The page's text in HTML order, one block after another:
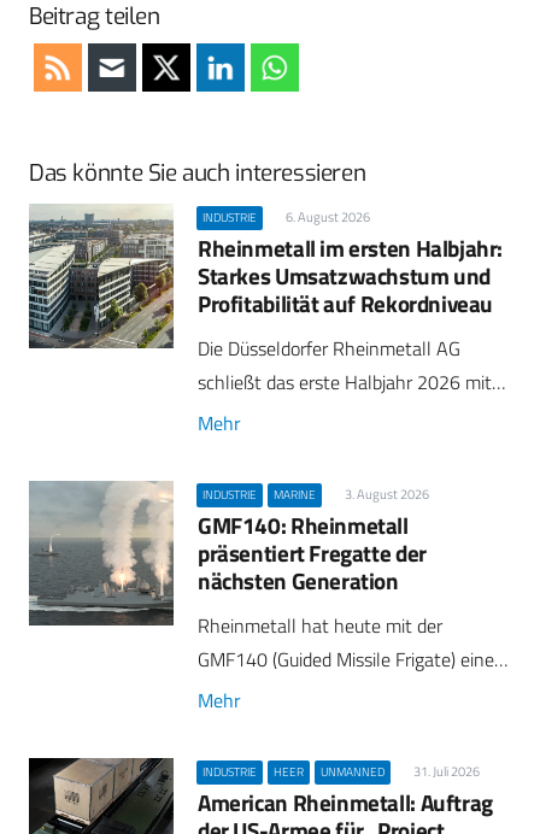
Beitrag teilen
Das könnte Sie auch interessieren
INDUSTRIE 6. August 2026
Rheinmetall im ersten Halbjahr:
Starkes Umsatzwachstum und
Profitabilität auf Rekordniveau
Die Düsseldorfer Rheinmetall AG
schließt das erste Halbjahr 2026 mit…
Mehr
INDUSTRIE MARINE 3. August 2026
GMF140: Rheinmetall
präsentiert Fregatte der
nächsten Generation
Rheinmetall hat heute mit der
GMF140 (Guided Missile Frigate) eine…
Mehr
INDUSTRIE HEER UNMANNED 31. Juli 2026
American Rheinmetall: Auftrag